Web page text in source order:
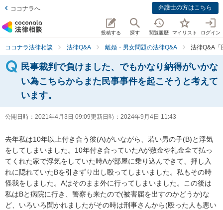
ココナラへ 弁護士の方はこちら
投稿する 探す 閲覧履歴 マイリスト ログイン
ココナラ法律相談 法律Q&A 離婚・男女問題の法律Q&A 法律Q&A
民事裁判で負けました、でもかなり納得がいかな
い為こちらからまた民事事件を起こそうと考えて
います。
公開日時： 2021年4月3日 09:09更新日時： 2024年9月4日 11:43
去年私は10年以上付き合う彼(A)がいながら、若い男の子(B)と浮気
をしてしまいました。10年付き合っていたAが敷金や礼金全て払っ
てくれた家で浮気をしていた時Aが部屋に乗り込んできて、押し入
れに隠れていたBを引きずり出し殴ってしまいました。私もその時
怪我をしました。Aはそのまま外に行ってしまいました。この後は
私はBと病院に行き、警察も来たので(被害届を出すのかどうか)な
ど、いろいろ聞かれましたがその時は刑事さんから(殴った人も悪い